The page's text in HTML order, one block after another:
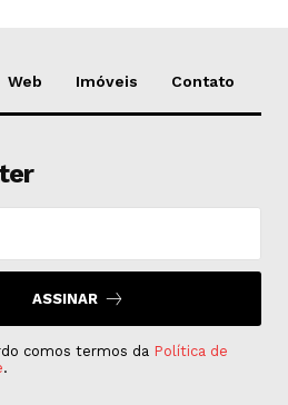
Web Imóveis Contato
ASSINAR
comos termos da Política de
.